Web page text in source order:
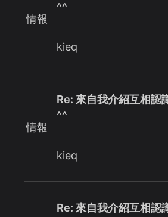
情報
^^
kieq
情報
Re: 來自我介紹互相認
^^
kieq
Re: 來自我介紹互相認